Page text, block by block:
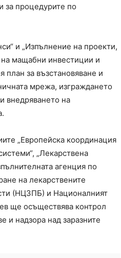
за процедурите по
и „Изпълнение на проекти,
на мащабни инвестиции и
за възстановяване и
мрежа, изграждането
внедряването на
„Европейска координация
„Лекарствена
агенция по
на лекарствените
(НЦЗПБ) и Националният
ще осъществява контрол
и надзора над заразните